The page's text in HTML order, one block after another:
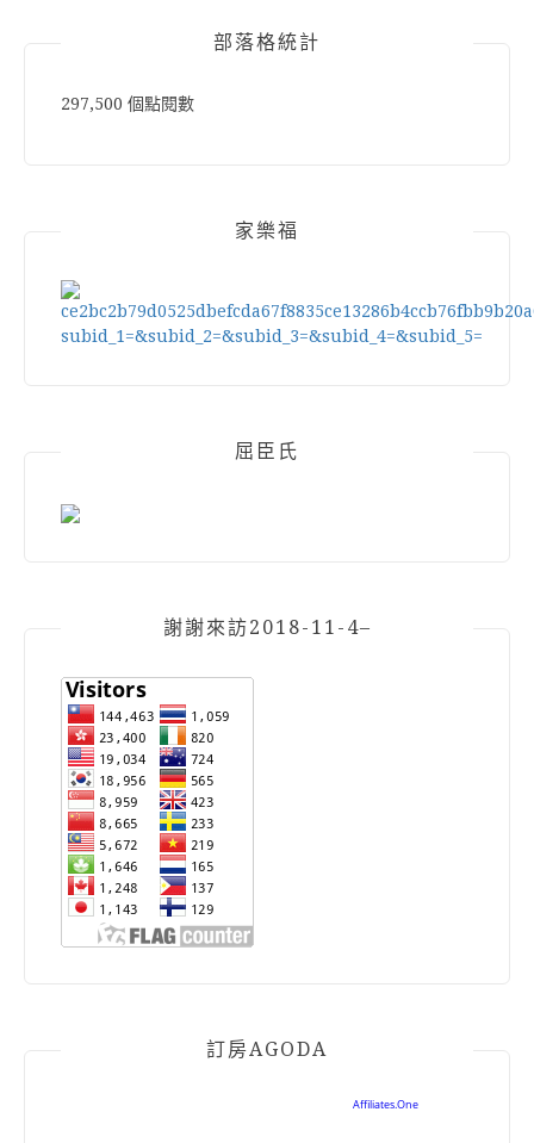
部落格統計
297,500 個點閱數
家樂福
屈臣氏
謝謝來訪2018-11-4–
訂房AGODA